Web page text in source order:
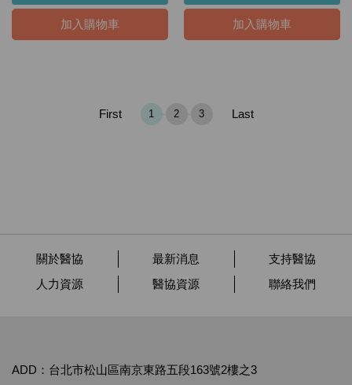
加入購物車 加入購物車
First 1 2 3 Last
關於醫協 最新消息
支持醫協
人力資源
醫協資源 聯絡我們
ADD：台北市松山區南京東路五段163號2樓之3